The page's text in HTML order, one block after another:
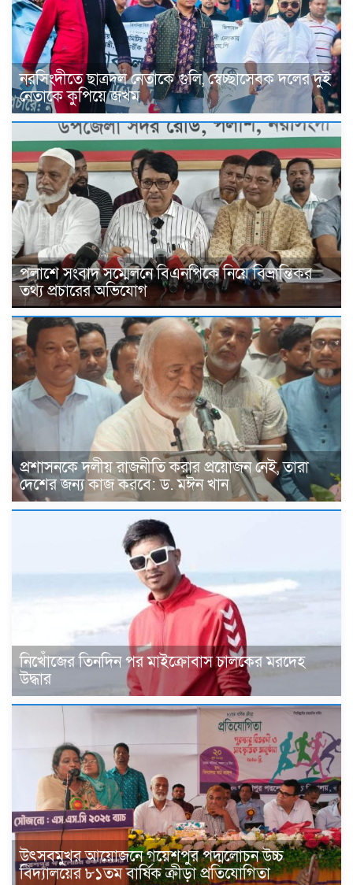
নরসিংদীতে ছাত্রদল নেতাকে গুলি, স্বেচ্ছাসেবক দলের দুই
নেতাকে কুপিয়ে জখম
পলাশে সংবাদ সম্মেলনে বিএনপিকে নিয়ে বিভ্রান্তিকর
তথ্য প্রচারের অভিযোগ
প্রশাসনকে দলীয় রাজনীতি করার প্রয়োজন নেই, তারা
দেশের জন্য কাজ করবে: ড. মঈন খান
নিখোঁজের তিনদিন পর মাইক্রোবাস চালকের মরদেহ
উদ্ধার
উৎসবমুখর আয়োজনে গয়েশপুর পদ্মলোচন উচ্চ
বিদ্যালয়ের ৮১তম বার্ষিক ক্রীড়া প্রতিযোগিতা